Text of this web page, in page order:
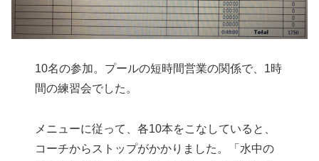
10名の参加。プールの短時間営業の関係で、1時
間の練習会でした。
メニューに従って、各10本をこなしていると、
コーチからストップがかかりました。「水中の